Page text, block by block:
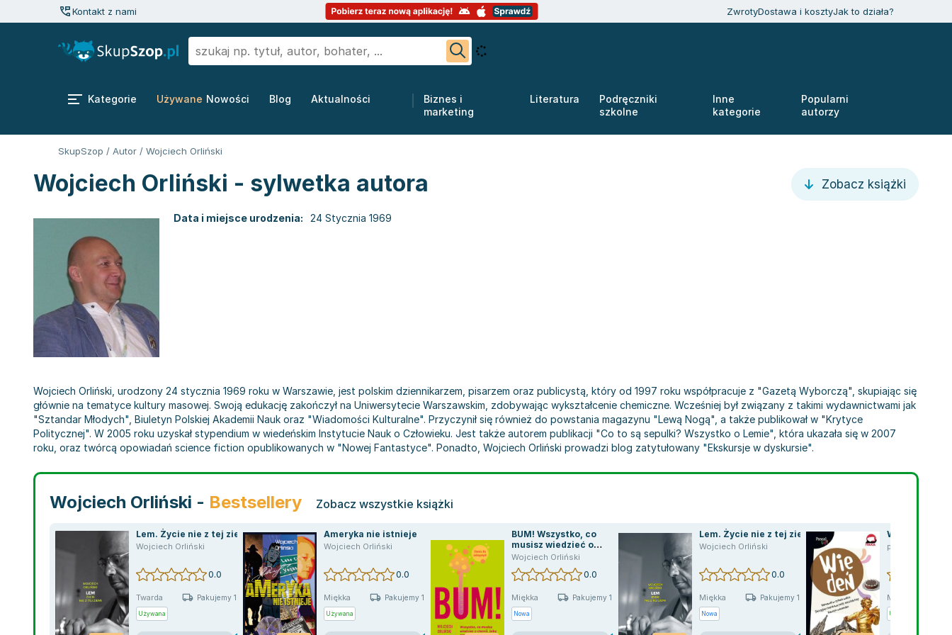
Kontakt z nami ZwrotyDostawa i kosztyJak to działa?
Kategorie Używane Nowości Blog Aktualności
Biznes i
marketing
Literatura
Podręczniki
szkolne
Inne
kategorie
Popularni
autorzy
SkupSzop / Autor / Wojciech Orliński
Wojciech Orliński - sylwetka autora Zobacz książki
Data i miejsce urodzenia: 24 Stycznia 1969
Wojciech Orliński, urodzony 24 stycznia 1969 roku w Warszawie, jest polskim dziennikarzem, pisarzem oraz publicystą, który od 1997 roku współpracuje z "Gazetą Wyborczą", skupiając się
głównie na tematyce kultury masowej. Swoją edukację zakończył na Uniwersytecie Warszawskim, zdobywając wykształcenie chemiczne. Wcześniej był związany z takimi wydawnictwami jak
"Sztandar Młodych", Biuletyn Polskiej Akademii Nauk oraz "Wiadomości Kulturalne". Przyczynił się również do powstania magazynu "Lewą Nogą", a także publikował w "Krytyce
Politycznej". W 2005 roku uzyskał stypendium w wiedeńskim Instytucie Nauk o Człowieku. Jest także autorem publikacji "Co to są sepulki? Wszystko o Lemie", która ukazała się w 2007
roku, oraz twórcą opowiadań science fiction opublikowanych w "Nowej Fantastyce". Ponadto, Wojciech Orliński prowadzi blog zatytułowany "Ekskursje w dyskursie".
Wojciech Orliński - Bestsellery Zobacz wszystkie książki
Lem. Życie nie z tej ziemi
Wojciech Orliński
0.0
Twarda Pakujemy 10.08
Używana
Ameryka nie istnieje
Wojciech Orliński
0.0
Miękka Pakujemy 10.08
Używana
BUM! Wszystko, co
musisz wiedzieć o
chemii, żeby przeżyć
kolejny dzień
Wojciech Orliński
0.0
Miękka Pakujemy 10.08
Nowa
Lem. Życie nie z tej ziemi
Wojciech Orliński
0.0
Miękka Pakujemy 10.08
Nowa
Wiedeń
praca zbiorowa
Miękka